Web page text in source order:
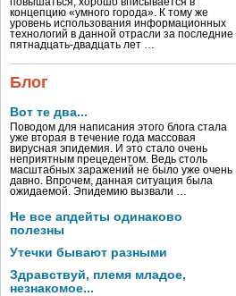
концепцию «умного города». К тому же
уровень использования информационных
технологий в данной отрасли за последние
пятнадцать-двадцать лет …
Блог
Вот те два...
Поводом для написания этого блога стала
уже вторая в течение года массовая
вирусная эпидемия. И это стало очень
неприятным прецедентом. Ведь столь
масштабных заражений не было уже очень
давно. Впрочем, данная ситуация была
ожидаемой. Эпидемию вызвали …
Не все апдейты одинаково
полезны
Утечки бывают разными
Здравствуй, племя младое,
незнакомое...